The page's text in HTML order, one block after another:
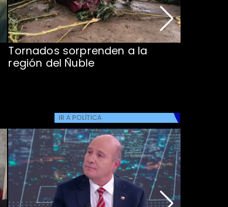
Tornados sorprenden a la
región del Ñuble
IR A POLÍTICA